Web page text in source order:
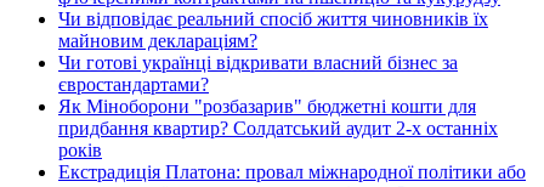
Чи відповідає реальний спосіб життя чиновників їх
майновим деклараціям?
Чи готові українці відкривати власний бізнес за
євростандартами?
Як Міноборони "розбазарив" бюджетні кошти для
придбання квартир? Солдатський аудит 2-х останніх
років
Екстрадиція Платона: провал міжнародної політики або